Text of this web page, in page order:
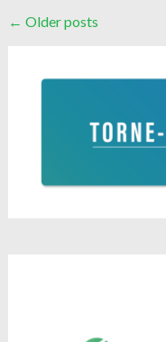
Posts
← Older posts